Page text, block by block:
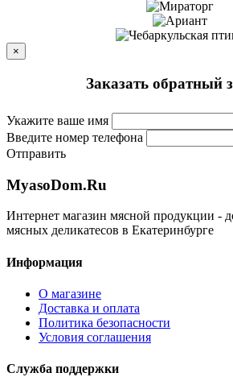
×
Заказать обратный
Укажите ваше имя
Введите номер телефона
Отправить
MyasoDom.Ru
Интернет магазин мясной продукции -
мясных деликатесов в Екатеринбурге
Информация
О магазине
Доставка и оплата
Политика безопасности
Условия соглашения
Служба поддержки